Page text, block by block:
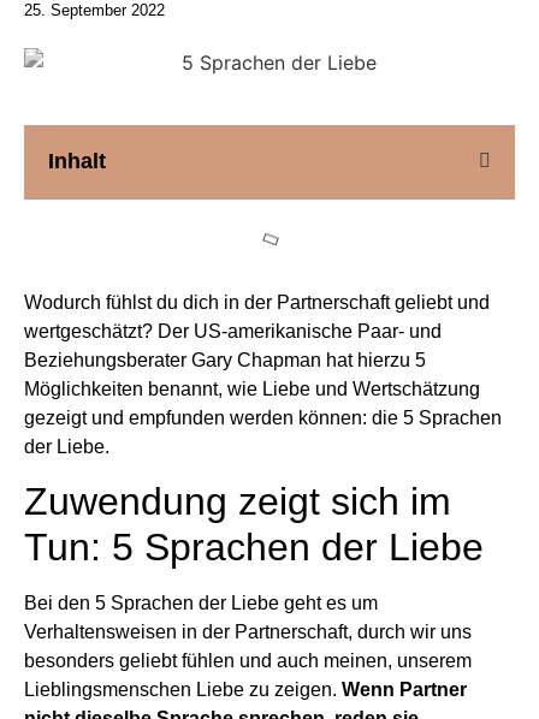
25. September 2022
Inhalt
Wodurch fühlst du dich in der Partnerschaft geliebt und
wertgeschätzt? Der US-amerikanische Paar- und
Beziehungsberater Gary Chapman hat hierzu 5
Möglichkeiten benannt, wie Liebe und Wertschätzung
gezeigt und empfunden werden können: die 5 Sprachen
der Liebe.
Zuwendung zeigt sich im
Tun: 5 Sprachen der Liebe
Bei den 5 Sprachen der Liebe geht es um
Verhaltensweisen in der Partnerschaft, durch wir uns
besonders geliebt fühlen und auch meinen, unserem
Lieblingsmenschen Liebe zu zeigen. Wenn Partner